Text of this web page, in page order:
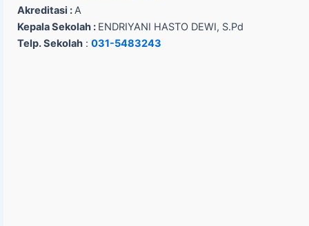
Akreditasi :A
Kepala Sekolah : ENDRIYANI HASTO DEWI, S.Pd
Telp. Sekolah : 031-5483243